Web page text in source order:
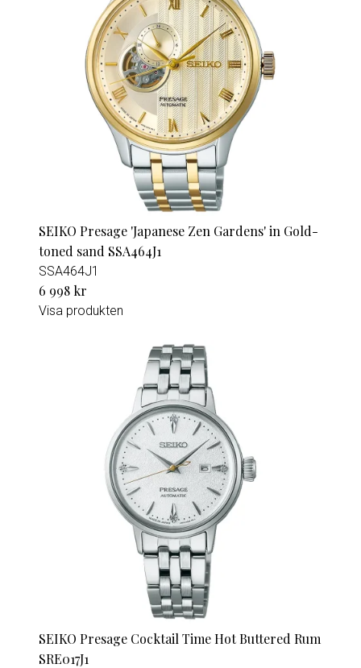
SEIKO Presage 'Japanese Zen Gardens' in Gold-
toned sand SSA464J1
SSA464J1
6 998 kr
Visa produkten
SEIKO Presage Cocktail Time Hot Buttered Rum
SRE017J1